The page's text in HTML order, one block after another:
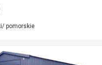
pomorskie